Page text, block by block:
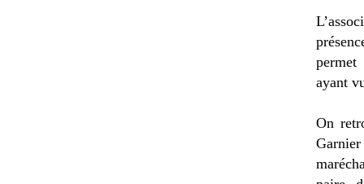
permet
ayant
On